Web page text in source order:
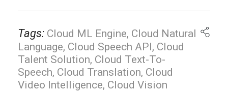
Tags: Cloud ML Engine, Cloud Natural
Language, Cloud Speech API, Cloud
Talent Solution, Cloud Text-To-
Speech, Cloud Translation, Cloud
Video Intelligence, Cloud Vision